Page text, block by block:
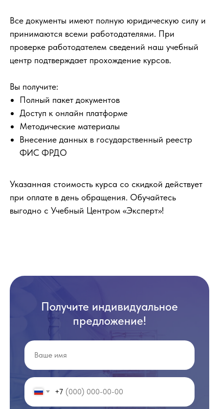
Все документы имеют полную юридическую силу и
принимаются всеми работодателями. При
проверке работодателем сведений наш учебный
центр подтверждает прохождение курсов.
Вы получите:
Полный пакет документов
Доступ к онлайн платформе
Методические материалы
Внесение данных в государственный реестр
ФИС ФРДО
Указанная стоимость курса со скидкой действует
при оплате в день обращения. Обучайтесь
выгодно с Учебный Центром «Эксперт»!
Получите индивидуальное
предложение!
+7